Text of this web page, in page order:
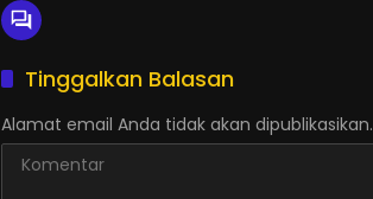
Tinggalkan Balasan
Alamat email Anda tidak akan dipublikasikan.